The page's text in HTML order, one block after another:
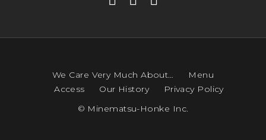
We Care Very Much About…
Menu
Access
Our History
Privacy Policy
© Minematsu-Honke Inc.